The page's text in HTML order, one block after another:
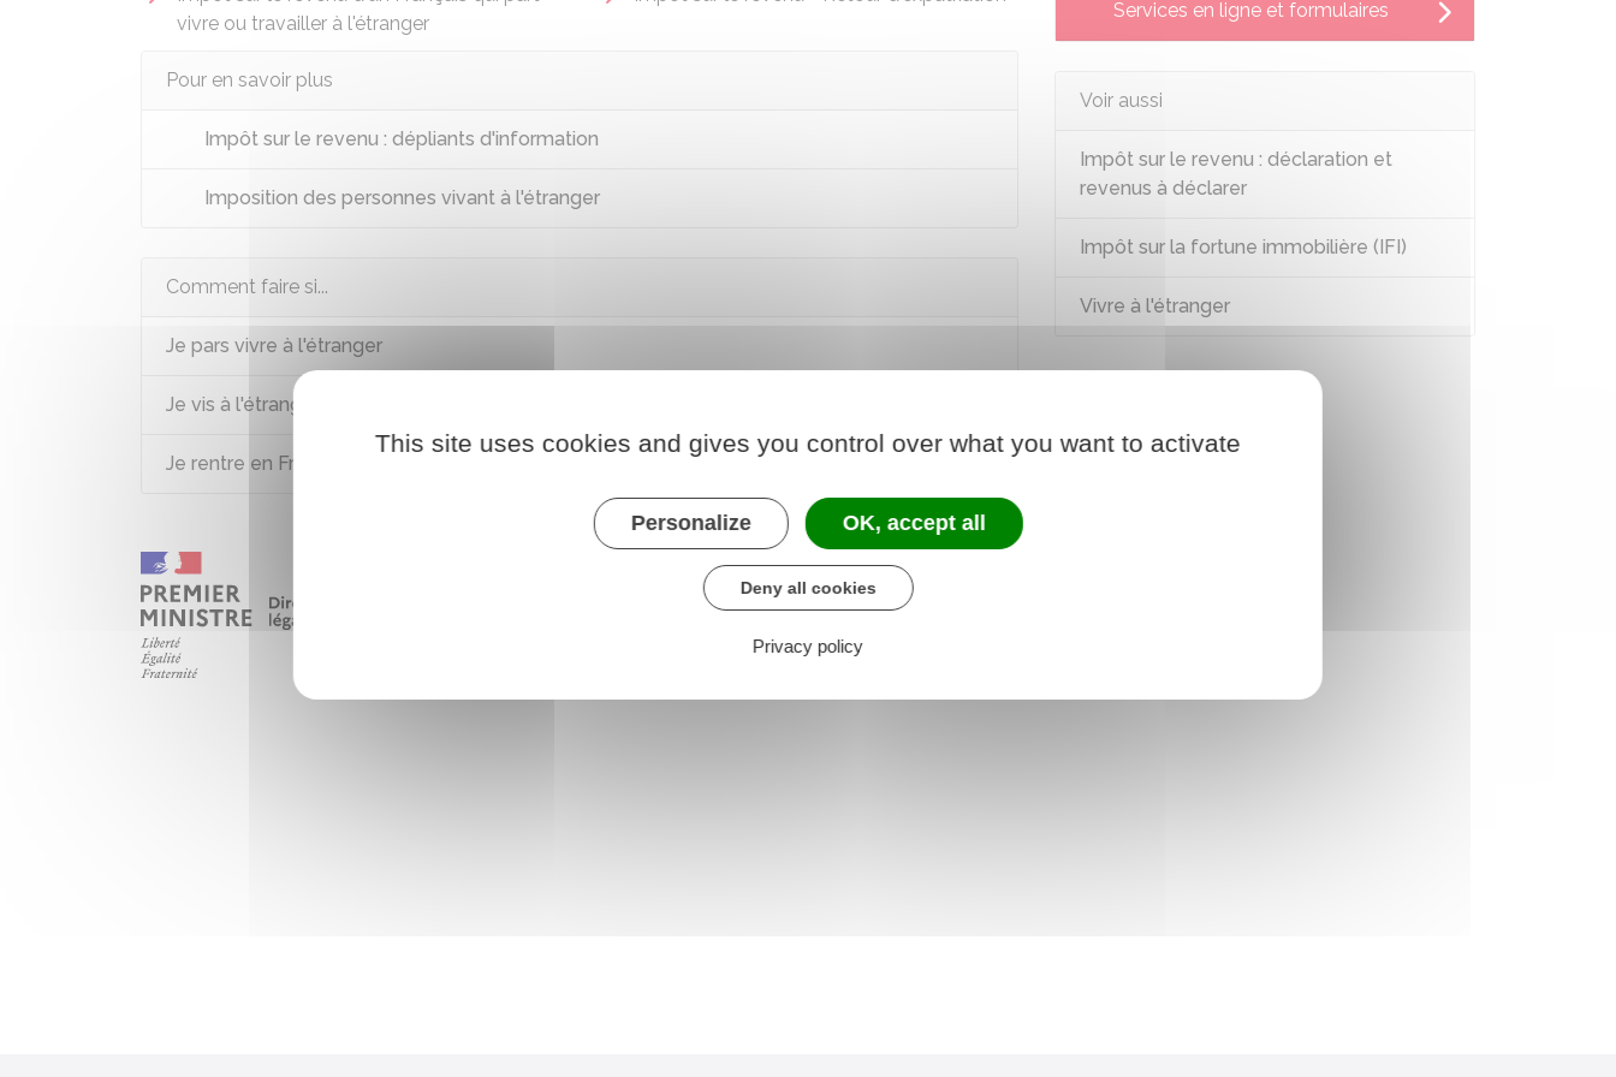
vivre ou travailler à l'étranger
Pour en savoir plus
Impôt sur le revenu : dépliants d'information
Imposition des personnes vivant à l'étranger
Comment faire si...
Je pars vivre à l'étranger
Je vis à l'étranger
Je rentre en France après avoir vécu à l'étranger
Services en ligne et formulaires
Voir aussi
Impôt sur le revenu : déclaration et
revenus à déclarer
Impôt sur la fortune immobilière (IFI)
Vivre à l'étranger
This site uses cookies and gives you control over what you want to activate
Personalize OK, accept all
Deny all cookies
Privacy policy